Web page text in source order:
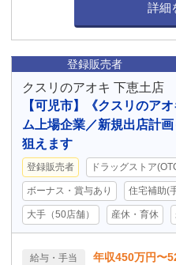
詳細
登録販売者
クスリのアオキ 下恵土店
【可児市】《クスリのア
ム上場企業／新規出店計
狙えます
登録販売者 ドラッグストア
ボーナス・賞与あり 住宅補助(
大手（50店舗） 産休・育休
給与・手当 年収450万円〜